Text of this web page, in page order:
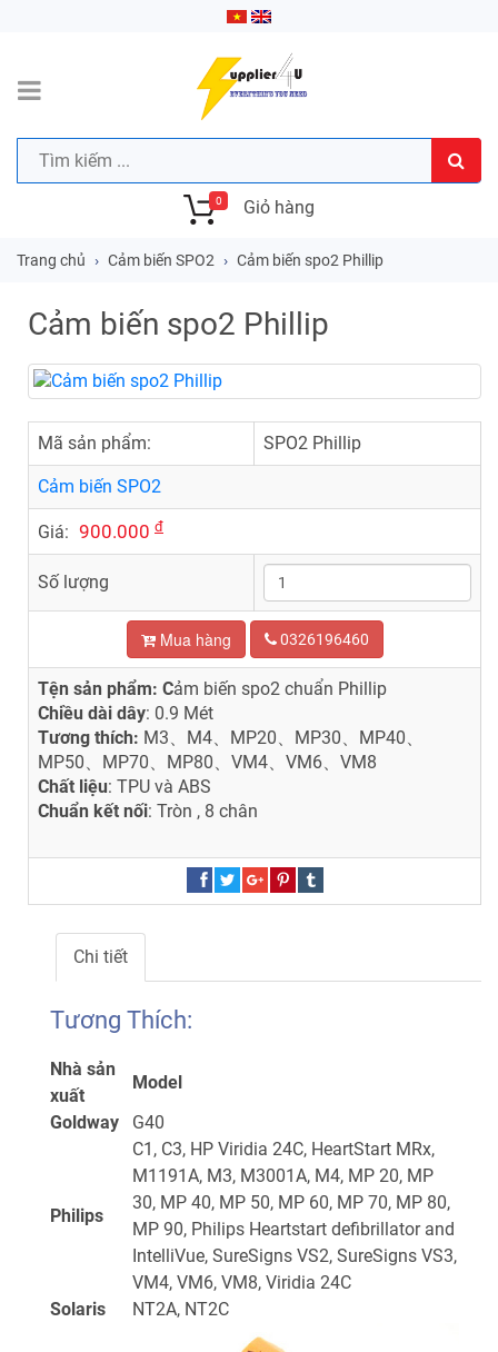
0 Giỏ hàng
Trang chủ Cảm biến SPO2 Cảm biến spo2 Phillip
Cảm biến spo2 Phillip
Mã sản phẩm: SPO2 Phillip
Cảm biến SPO2
Giá: 900.000 đ
Số lượng
Mua hàng 0326196460
Tện sản phẩm: Cảm biến spo2 chuẩn Phillip
Chiều dài dây: 0.9 Mét
Tương thích: M3、M4、MP20、MP30、MP40、
MP50、MP70、MP80、VM4、VM6、VM8
Chất liệu: TPU và ABS
Chuẩn kết nối: Tròn , 8 chân
Chi tiết
Tương Thích:
Nhà sản
xuất
Model
Goldway
G40
Philips
C1, C3, HP Viridia 24C, HeartStart MRx,
M1191A, M3, M3001A, M4, MP 20, MP
30, MP 40, MP 50, MP 60, MP 70, MP 80,
MP 90, Philips Heartstart defibrillator and
IntelliVue, SureSigns VS2, SureSigns VS3,
VM4, VM6, VM8, Viridia 24C
Solaris
NT2A, NT2C